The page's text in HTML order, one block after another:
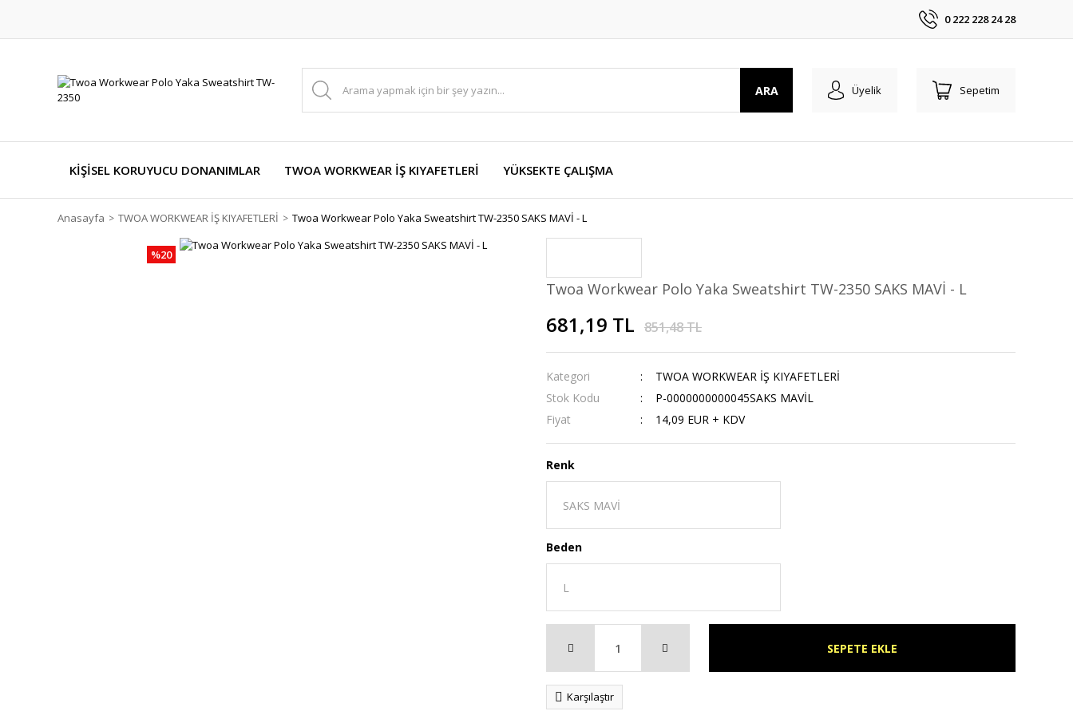
0 222 228 24 28
ARA Üyelik Sepetim
KİŞİSEL KORUYUCU DONANIMLAR TWOA WORKWEAR İŞ KIYAFETLERİ YÜKSEKTE ÇALIŞMA
Anasayfa TWOA WORKWEAR İŞ KIYAFETLERİ Twoa Workwear Polo Yaka Sweatshirt TW-2350 SAKS MAVİ - L
%20
Twoa Workwear Polo Yaka Sweatshirt TW-2350 SAKS MAVİ - L
681,19 TL 851,48 TL
Kategori
TWOA WORKWEAR İŞ KIYAFETLERİ
Stok Kodu
P-0000000000045SAKS MAVİL
Fiyat
14,09 EUR + KDV
Renk
Beden
SEPETE EKLE
Karşılaştır